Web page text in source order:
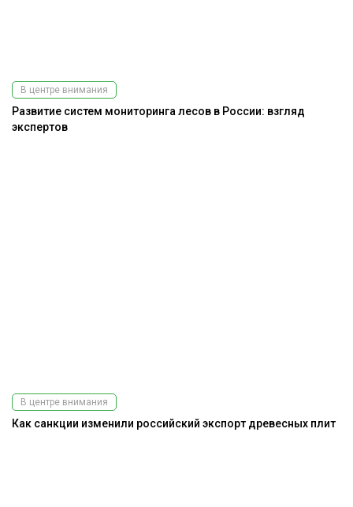
В центре внимания
Развитие систем мониторинга лесов в России: взгляд
экспертов
В центре внимания
Как санкции изменили российский экспорт древесных плит